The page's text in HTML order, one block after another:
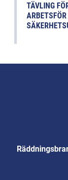
TÄVLING